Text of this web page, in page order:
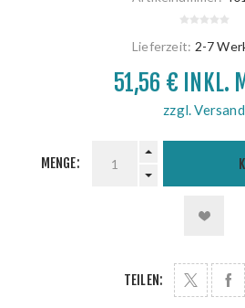
Lieferzeit: 2-7
51,56 € INKL.
zzgl. Versand
MENGE:
TEILEN: